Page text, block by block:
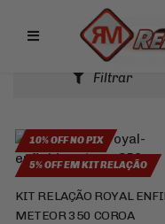
Remotox
RESULTADO DA
Filtrar
10% OFF NO PIX
5% OFF EM KIT RELAÇÃO
KIT RELAÇÃO ROYAL
METEOR 350 COROA